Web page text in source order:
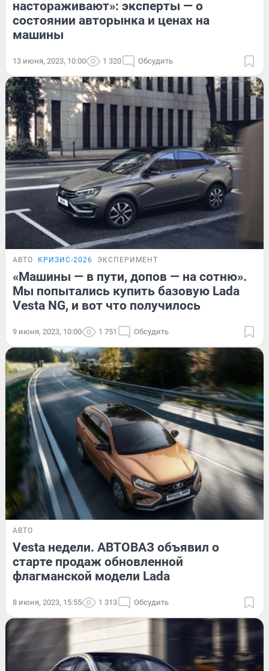
настораживают»: эксперты — о
состоянии авторынка и ценах на
машины
13 июня, 2023, 10:00 1 320 Обсудить
АВТО КРИЗИС-2026 ЭКСПЕРИМЕНТ
«Машины — в пути, допов — на сотню».
Мы попытались купить базовую Lada
Vesta NG, и вот что получилось
9 июня, 2023, 10:00 1 751 Обсудить
АВТО
Vesta недели. АВТОВАЗ объявил о
старте продаж обновленной
флагманской модели Lada
8 июня, 2023, 15:55 1 313 Обсудить